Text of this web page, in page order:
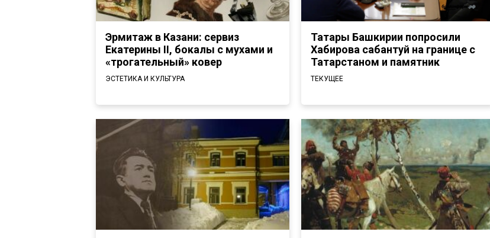
Эрмитаж в Казани: сервиз
Екатерины II, бокалы с мухами и
«трогательный» ковер
ЭСТЕТИКА И КУЛЬТУРА
Татары Башкирии попросили
Хабирова сабантуй на границе с
Татарстаном и памятник
ТЕКУЩЕЕ